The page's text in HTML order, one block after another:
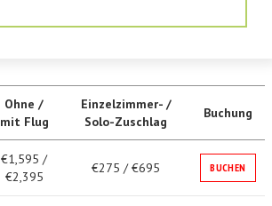
Ohne /
mit Flug
Einzelzimmer- /
Solo-Zuschlag
Buchung
€1,595 /
€2,395
€275 / €695 BUCHEN